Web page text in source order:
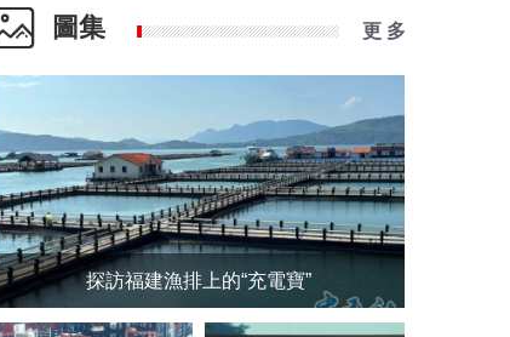
圖集 更 多
探訪福建漁排上的“充電寶”